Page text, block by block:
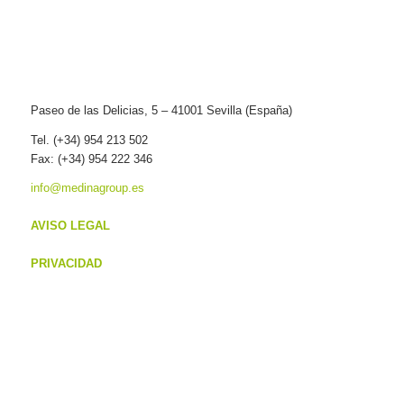
Paseo de las Delicias, 5 – 41001 Sevilla (España)
Tel. (+34) 954 213 502
Fax: (+34) 954 222 346
info@medinagroup.es
AVISO LEGAL
PRIVACIDAD